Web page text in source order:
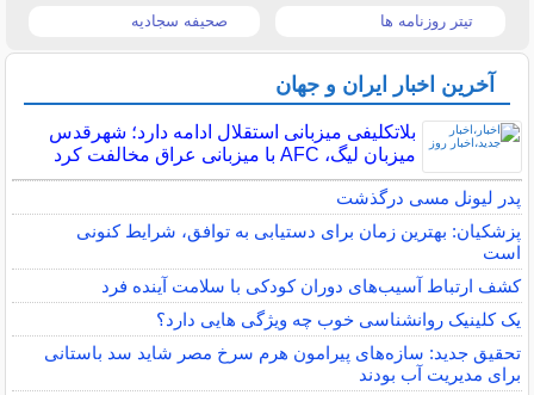
تیتر روزنامه ها صحیفه سجادیه
آخرین اخبار ایران و جهان
بلاتکلیفی میزبانی استقلال ادامه دارد؛ شهرقدس
میزبان لیگ، AFC با میزبانی عراق مخالفت کرد
پدر لیونل مسی درگذشت
پزشکیان: بهترین زمان برای دستیابی به توافق، شرایط کنونی
است
کشف ارتباط آسیب‌های دوران کودکی با سلامت آینده فرد
یک کلینیک روانشناسی خوب چه ویژگی هایی دارد؟
تحقیق جدید: سازه‌های پیرامون هرم سرخ مصر شاید سد باستانی
برای مدیریت آب بودند